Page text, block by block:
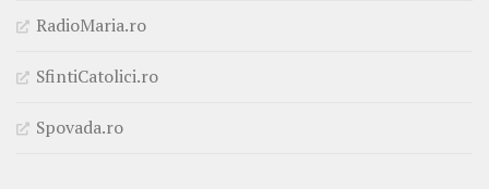
RadioMaria.ro
SfintiCatolici.ro
Spovada.ro